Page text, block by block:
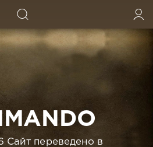
Сайт переведено в